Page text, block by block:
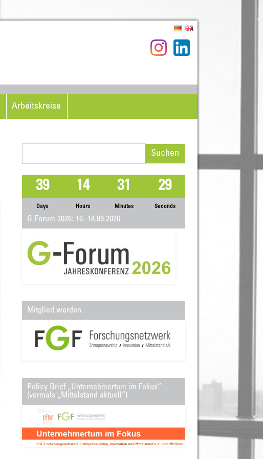
Arbeitskreise
39
Days
14
Hours
31
Minutes
29
Seconds
G-Forum 2026: 16.-18.09.2026
Mitglied werden
Policy Brief „Unternehmertum im Fokus“
(vormals „Mittelstand aktuell“)